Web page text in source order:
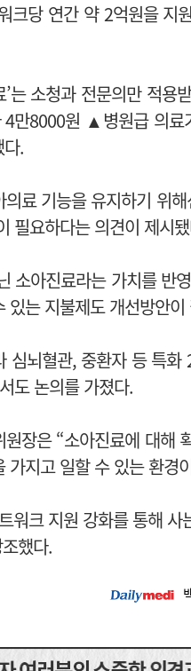
크당 연간 약 2억원을 지
’는 소청과 전문의만 적
만8000원 ▲병원급 의
.
료 기능을 유지하기 위
필요하다는 의견이 제시
소아진료라는 가치를 반
있는 지불제도 개선방안
심뇌혈관, 중환자 등 특
도 논의를 가졌다.
장은 “소아진료에 대해
가지고 일할 수 있는 환경
워크 지원 강화를 통해
했다.